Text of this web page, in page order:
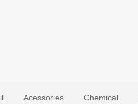
Acessories Chemical